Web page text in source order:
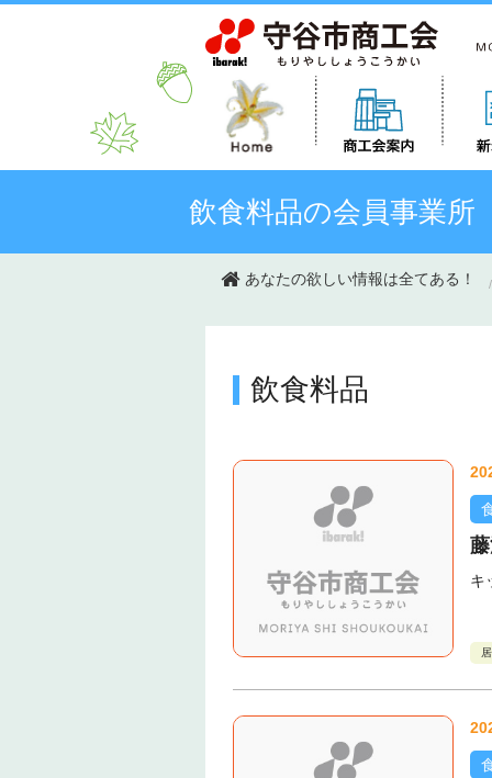
飲食料品の会員事業所
あなたの欲しい情報は全てある！
飲食料品
キ